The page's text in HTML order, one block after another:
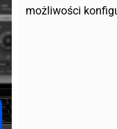
możliwości